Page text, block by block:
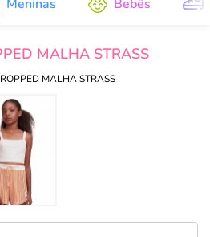
Meninas Bebês
MALHA STRASS